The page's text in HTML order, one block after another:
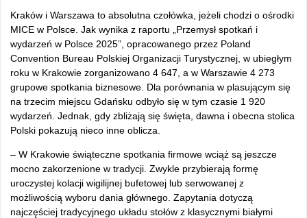
Kraków i Warszawa to absolutna czołówka, jeżeli chodzi o ośrodki
MICE w Polsce. Jak wynika z raportu „Przemysł spotkań i
wydarzeń w Polsce 2025”, opracowanego przez Poland
Convention Bureau Polskiej Organizacji Turystycznej, w ubiegłym
roku w Krakowie zorganizowano 4 647, a w Warszawie 4 273
grupowe spotkania biznesowe. Dla porównania w plasującym się
na trzecim miejscu Gdańsku odbyło się w tym czasie 1 920
wydarzeń. Jednak, gdy zbliżają się święta, dawna i obecna stolica
Polski pokazują nieco inne oblicza.
– W Krakowie świąteczne spotkania firmowe wciąż są jeszcze
mocno zakorzenione w tradycji. Zwykle przybierają formę
uroczystej kolacji wigilijnej bufetowej lub serwowanej z
możliwością wyboru dania głównego. Zapytania dotyczą
najczęściej tradycyjnego układu stołów z klasycznymi białymi